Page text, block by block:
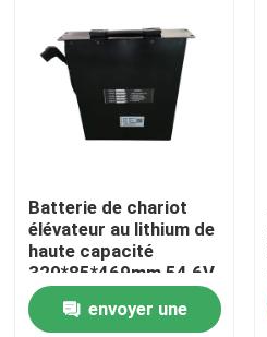
Maison
Produits
Batterie de chariot
élévateur au lithium de
haute capacité
320*85*469mm 54,6V
Longue durée de vie
envoyer une